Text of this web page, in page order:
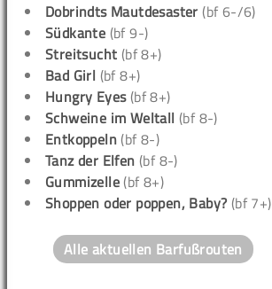
Dobrindts Mautdesaster (bf 6-/6)
Südkante (bf 9-)
Streitsucht (bf 8+)
Bad Girl (bf 8+)
Hungry Eyes(bf 8+)
Schweine im Weltall (bf 8-)
Entkoppeln (bf 8-)
Tanz der Elfen (bf 8-)
Gummizelle (bf 8+)
Shoppen oder poppen, Baby? (bf 7+)
Alle aktuellen Barfußrouten